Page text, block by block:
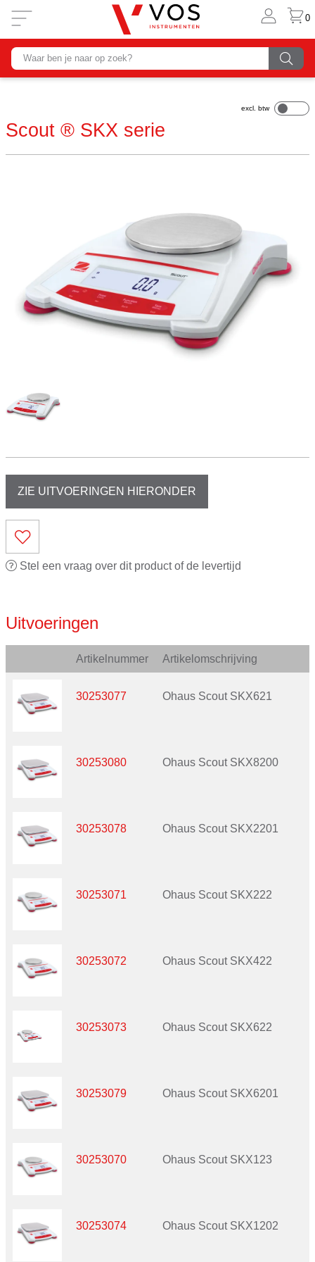
0
Scout ® SKX serie
ZIE UITVOERINGEN HIERONDER
Stel een vraag over dit product of de levertijd
Uitvoeringen
Artikelnummer Artikelomschrijving
30253077 Ohaus Scout SKX621
30253080 Ohaus Scout SKX8200
30253078 Ohaus Scout SKX2201
30253071 Ohaus Scout SKX222
30253072 Ohaus Scout SKX422
30253073 Ohaus Scout SKX622
30253079 Ohaus Scout SKX6201
30253070 Ohaus Scout SKX123
30253074 Ohaus Scout SKX1202